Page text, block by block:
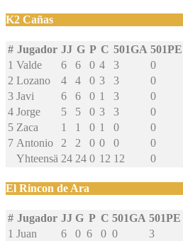
K2 Cañas
# Jugador JJ G P C 501GA 501PE
1 Valde 6 6 0 4 3 0
2 Lozano 4 4 0 3 3 0
3 Javi 6 6 0 1 3 0
4 Jorge 5 5 0 3 3 0
5 Zaca 1 1 0 1 0 0
7 Antonio 2 2 0 0 0 0
Yhteensä 24 24 0 12 12 0
El Rincon de Ara
# Jugador JJ G P C 501GA 501PE
1 Juan 6 0 6 0 0 3